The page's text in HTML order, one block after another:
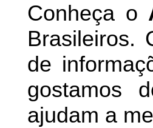
Conheça o
Brasileiros.
de
gostamos
ajudam a